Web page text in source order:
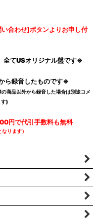
合わせ]ボタンよりお申し付
全てUSオリジナル盤です※
ら録音したものです※
商品以外から録音した場合は別途コメ
す)
円で代引手数料も無料
ります）